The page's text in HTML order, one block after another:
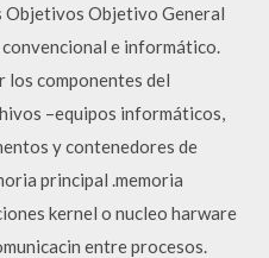
Objetivos Objetivo General
e informático.
componentes del
–equipos informáticos,
y contenedores de
principal .memoria
kernel o nucleo harware
entre procesos.